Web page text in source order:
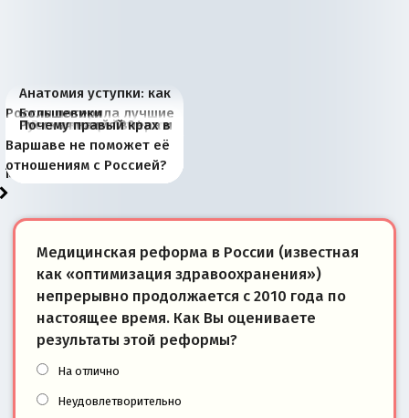
Анатомия уступки: как
Россия потеряла лучшие
рыбопромысловые
районы Баренцева
моря
Большевики
отличаются от «Яблока»
тем, что они -
победители
Киевская марионетка
Запада рассказала о
«переобувании» хозяев
В России назрели
перемены: 15 шагов к
суверенной экономике
Миграционный пожар
Европы
Россия начинает
сбрасывать балласт
Анкориджа
Россия зимой 1904
года: первые уступки во
внутренней политике
Русская нация вчера и
сегодня
Почему правый крах в
Варшаве не поможет её
отношениям с Россией?
Медицинская реформа в России (известная
как «оптимизация здравоохранения»)
непрерывно продолжается с 2010 года по
настоящее время. Как Вы оцениваете
результаты этой реформы?
На отлично
Неудовлетворительно